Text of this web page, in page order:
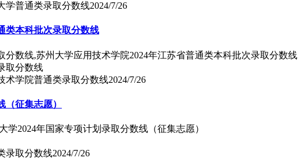
学普通类录取分数线2024/7/26
类本科批次录取分数线
分数线,苏州大学应用技术学院2024年江苏省普通类本科批次录取分数线
术学院普通类录取分数线2024/7/26
征集志愿）
学2024年国家专项计划录取分数线（征集志愿）
录取分数线2024/7/26